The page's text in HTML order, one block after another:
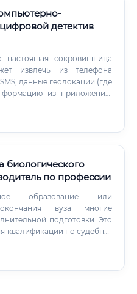
детектив
сокровищница
извлечь из телефона
данные геолокации (где
из приложений,
попал в систему, какой
биологического
по профессии
образование или
подготовки. Это